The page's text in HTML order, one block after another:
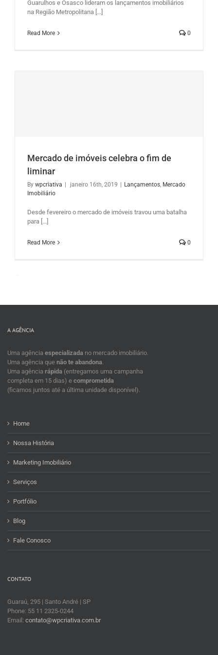
Guarulhos e Osasco lideram os lançamentos imobiliários
na Região Metropolitana [...]
Read More 0
Mercado de imóveis celebra o fim de
liminar
By wpcriativa janeiro 16th, 2019 Lançamentos, Mercado
Imobiliário
Desde fevereiro o mercado de imóveis travou uma batalha
para [...]
Read More 0
Uma agência especializadano mercado imobiliário.
Uma agência quenão te abandona.
Uma agência rápida(entregamos uma campanha
completa em 15 dias) ecomprometida
Guaraú, 295 | Santo André | SP
Phone: 55 11 2325-0244